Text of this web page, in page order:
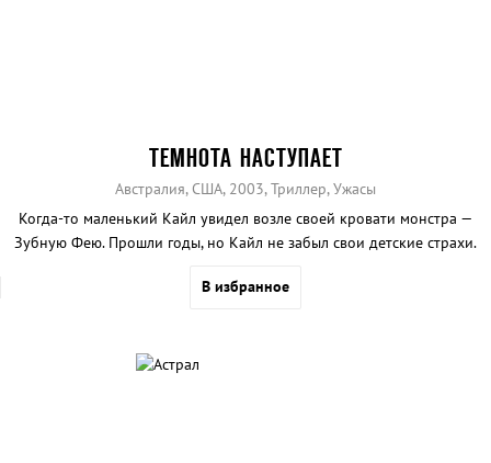
ТЕМНОТА НАСТУПАЕТ
Австралия, США, 2003, Триллер, Ужасы
Когда-то маленький Кайл увидел возле своей кровати монстра —
Зубную Фею. Прошли годы, но Кайл не забыл свои детские страхи.
В избранное